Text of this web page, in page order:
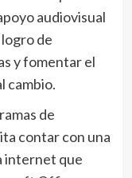
audiovisual
de
y fomentar el
cambio.
de
contar con una
internet que